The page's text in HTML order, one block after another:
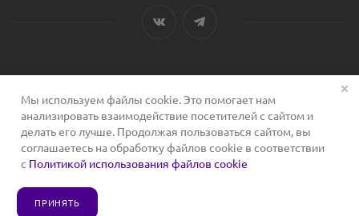
2026 © Сервис для косметологов
Мы используем файлы cookie. Это помогает нам
анализировать взаимодействие посетителей с сайтом и
делать его лучше. Продолжая пользоваться сайтом, вы
соглашаетесь на обработку файлов cookie в соответствии
с Политикой использования файлов cookie
ПРИНЯТЬ